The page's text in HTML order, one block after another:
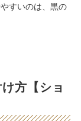
すいのは、黒の
方【ショ